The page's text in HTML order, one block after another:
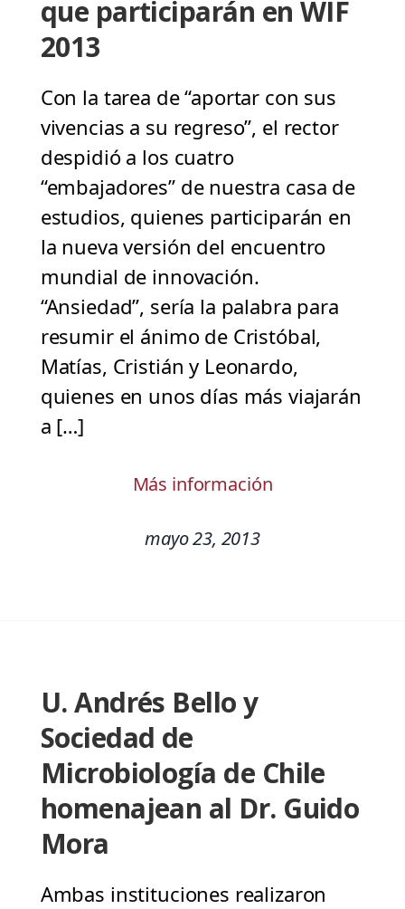
que participarán en WIF
2013
Con la tarea de “aportar con sus
vivencias a su regreso”, el rector
despidió a los cuatro
“embajadores” de nuestra casa de
estudios, quienes participarán en
la nueva versión del encuentro
mundial de innovación.
“Ansiedad”, sería la palabra para
resumir el ánimo de Cristóbal,
Matías, Cristián y Leonardo,
quienes en unos días más viajarán
a […]
Más información
mayo 23, 2013
U. Andrés Bello y
Sociedad de
Microbiología de Chile
homenajean al Dr. Guido
Mora
Ambas instituciones realizaron